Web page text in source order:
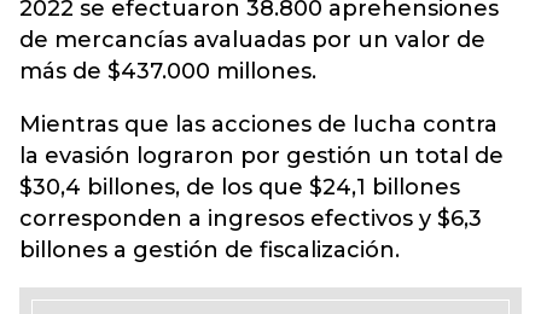
2022 se efectuaron 38.800 aprehensiones
de mercancías avaluadas por un valor de
más de $437.000 millones.
Mientras que las acciones de lucha contra
la evasión lograron por gestión un total de
$30,4 billones, de los que $24,1 billones
corresponden a ingresos efectivos y $6,3
billones a gestión de fiscalización.